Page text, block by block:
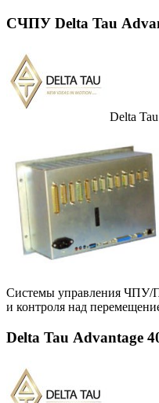
СЧПУ Delta Tau
Delta
Системы управления
и контроля над
Delta Tau Advantage